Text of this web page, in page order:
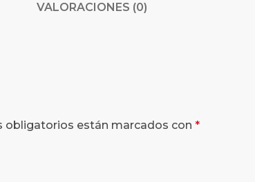
VALORACIONES (0)
obligatorios están marcados con *